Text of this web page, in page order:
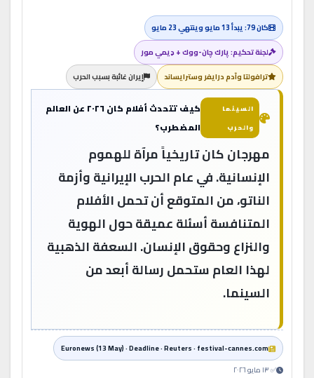
كان 79: يبدأ 13 مايو وينتهي 23 مايو
لجنة تحكيم: پارك چان-ووك + دِيمي مور
ترافولتا وآدم درايفر وسترايساند
إيران غائبة بسبب الحرب
السينما
والحرب
كيف تتحدث أفلام كان ٢٠٢٦ عن العالم
المضطرب؟
مهرجان كان تاريخياً مرآة للهموم
الإنسانية. في عام الحرب الإيرانية وأزمة
الناتو، من المتوقع أن تحمل الأفلام
المتنافسة أسئلة عميقة حول الهوية
والنزاع وحقوق الإنسان. السعفة الذهبية
لهذا العام ستحمل رسالة أبعد من
السينما.
Euronews (13 May) · Deadline · Reuters · festival-cannes.com
✅ ١٣ مايو ٢٠٢٦